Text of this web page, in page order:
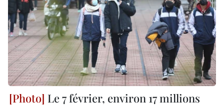
Le 7 février, environ 17 millions